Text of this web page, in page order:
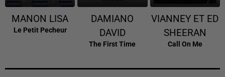
MANON LISA
Le Petit Pecheur
DAMIANO
DAVID
The First Time
VIANNEY ET ED
SHEERAN
Call On Me